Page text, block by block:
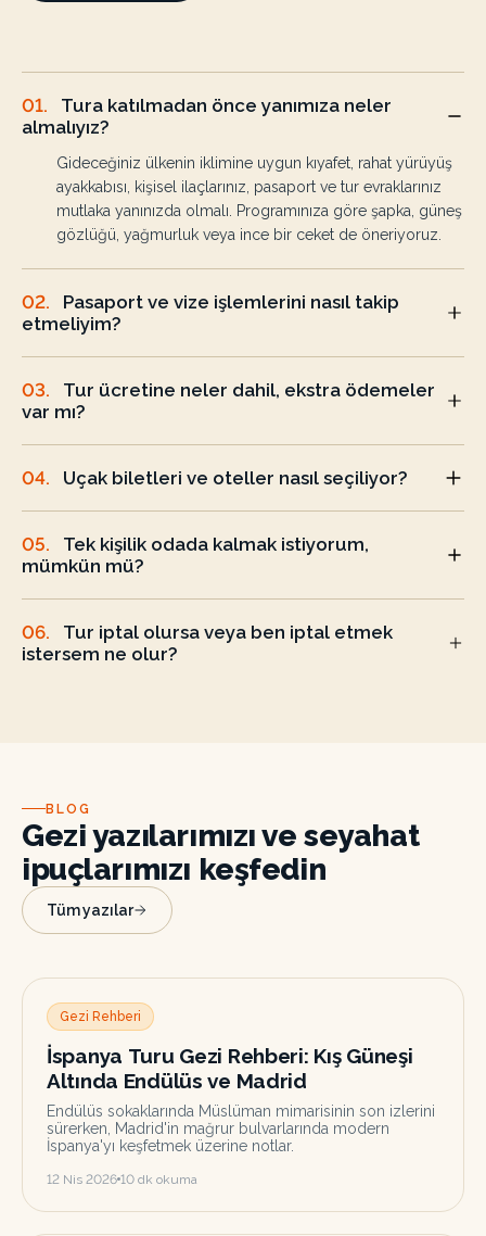
01.
Tura katılmadan önce yanımıza neler
almalıyız?
Gideceğiniz ülkenin iklimine uygun kıyafet, rahat yürüyüş
ayakkabısı, kişisel ilaçlarınız, pasaport ve tur evraklarınız
mutlaka yanınızda olmalı. Programınıza göre şapka, güneş
gözlüğü, yağmurluk veya ince bir ceket de öneriyoruz.
02.
Pasaport ve vize işlemlerini nasıl takip
etmeliyim?
03.
Tur ücretine neler dahil, ekstra ödemeler
var mı?
04. Uçak biletleri ve oteller nasıl seçiliyor?
05.
Tek kişilik odada kalmak istiyorum,
mümkün mü?
06.
Tur iptal olursa veya ben iptal etmek
istersem ne olur?
BLOG
Gezi yazılarımızı ve seyahat
ipuçlarımızı keşfedin
Tüm yazılar
Gezi Rehberi
İspanya Turu Gezi Rehberi: Kış Güneşi
Altında Endülüs ve Madrid
Endülüs sokaklarında Müslüman mimarisinin son izlerini
sürerken, Madrid'in mağrur bulvarlarında modern
İspanya'yı keşfetmek üzerine notlar.
12 Nis 2026 10 dk okuma